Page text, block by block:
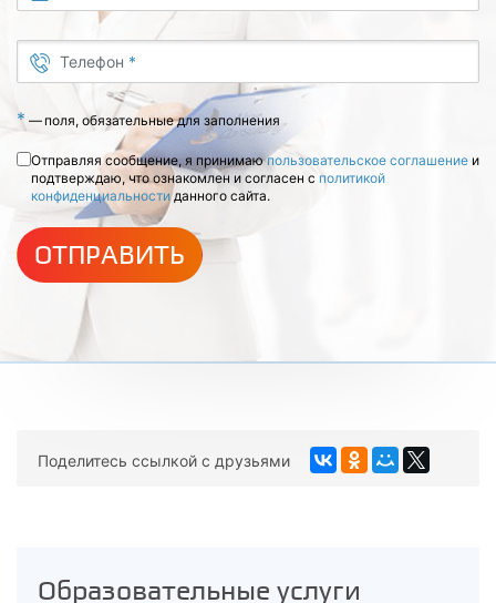
Образовательные услуги
Телефон *
* —поля, обязательные для заполнения
Отправляя сообщение, я принимаюпользовательское соглашение и
подтверждаю, что ознакомлен и согласен с политикой
конфиденциальностиданного сайта.
ОТПРАВИТЬ
Поделитесь ссылкой с друзьями